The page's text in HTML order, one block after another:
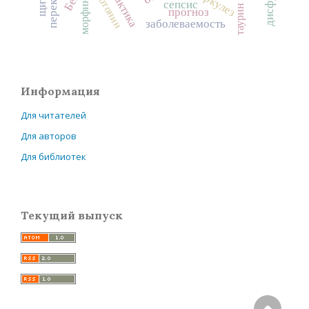
сепсис
прогноз
заболеваемость
морфин таурин
Информация
Для читателей
Для авторов
Для библиотек
Текущий выпуск